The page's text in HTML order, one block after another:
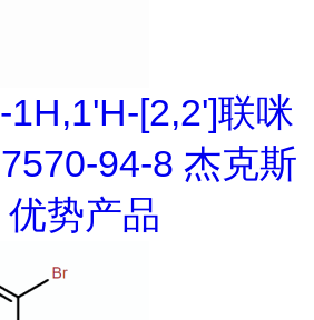
1H,1'H-[2,2']联咪
94-8 杰克斯
势产品